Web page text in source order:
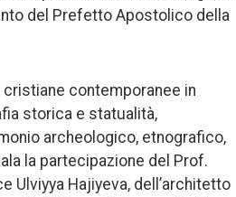
del Prefetto Apostolico della
contemporanee in
storica e statualità,
archeologico, etnografico,
la partecipazione del Prof.
Ulviyya Hajiyeva, dell’architetto